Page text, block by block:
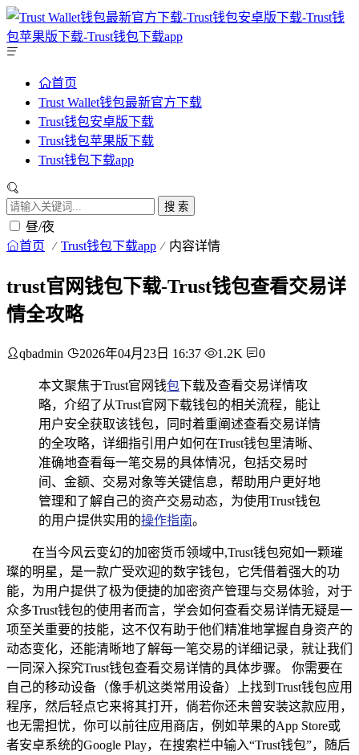
首页
Trust Wallet钱包最新官方下载
Trust钱包安卓版下载
Trust钱包苹果版下载
Trust钱包下载app
搜 索
昼/夜
首页 Trust钱包下载app 内容详情
trust官网钱包下载-Trust钱包查看交易详
情全攻略
qbadmin 2026年04月23日 16:37 1.2K 0
本文聚焦于Trust官网钱包下载及查看交易详情攻
略，介绍了从Trust官网下载钱包的相关流程，能让
用户安全获取该钱包，同时着重阐述查看交易详情
的全攻略，详细指引用户如何在Trust钱包里清晰、
准确地查看每一笔交易的具体情况，包括交易时
间、金额、交易对象等关键信息，帮助用户更好地
管理和了解自己的资产交易动态，为使用Trust钱包
的用户提供实用的操作指南。
在当今风云变幻的加密货币领域中,Trust钱包宛如一颗璀
璨的明星，是一款广受欢迎的数字钱包，它凭借着强大的功
能，为用户提供了极为便捷的加密资产管理与交易体验，对于
众多Trust钱包的使用者而言，学会如何查看交易详情无疑是一
项至关重要的技能，这不仅有助于他们精准地掌握自身资产的
动态变化，还能清晰地了解每一笔交易的详细记录，就让我们
一同深入探究Trust钱包查看交易详情的具体步骤。 你需要在
自己的移动设备（像手机这类常用设备）上找到Trust钱包应用
程序，然后轻点它来将其打开，倘若你还未曾安装这款应用，
也无需担忧，你可以前往应用商店，例如苹果的App Store或
者安卓系统的Google Play，在搜索栏中输入“Trust钱包”，随后